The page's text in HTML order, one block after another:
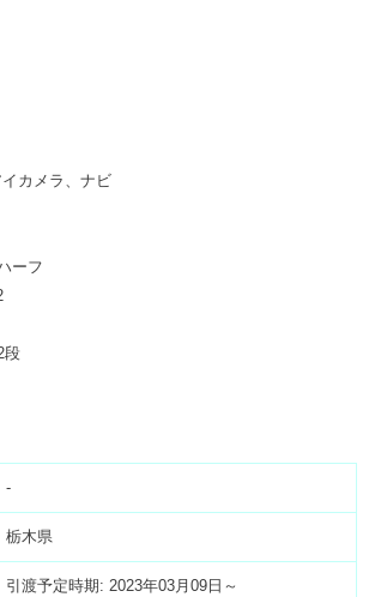
カメラ、ナビ
ーフ
段
-
栃木県
引渡予定時期: 2023年03月09日～